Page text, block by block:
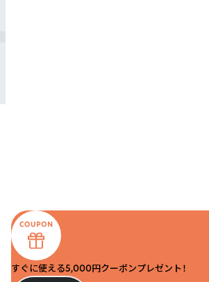
すぐに使える5,000円クーポンプレゼント！